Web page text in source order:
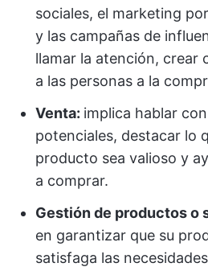
sociales, el marketing
y las campañas de
llamar la atención, crear
a las personas a la
Venta: implica hablar
potenciales, destacar lo
producto sea valioso y
a comprar.
Gestión de productos o
en garantizar que su
satisfaga las